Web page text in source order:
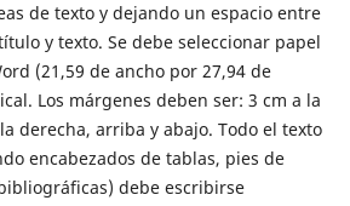
de texto y dejando un espacio entre
y texto. Se debe seleccionar papel
(21,59 de ancho por 27,94 de
Los márgenes deben ser: 3 cm a la
derecha, arriba y abajo. Todo el texto
encabezados de tablas, pies de
debe escribirse